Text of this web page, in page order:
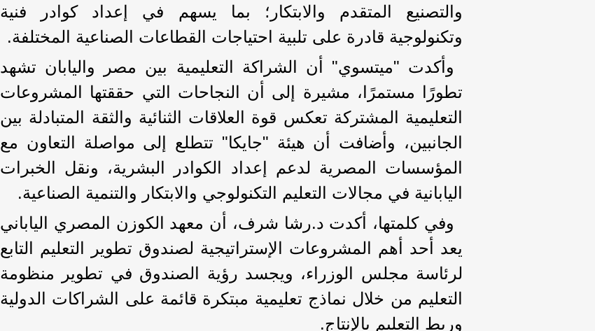
والتصنيع المتقدم والابتكار؛ بما يسهم في إعداد كوادر فنية
وتكنولوجية قادرة على تلبية احتياجات القطاعات الصناعية المختلفة.
وأكدت "ميتسوي" أن الشراكة التعليمية بين مصر واليابان تشهد
تطورًا مستمرًا، مشيرة إلى أن النجاحات التي حققتها المشروعات
التعليمية المشتركة تعكس قوة العلاقات الثنائية والثقة المتبادلة بين
الجانبين، وأضافت أن هيئة "جايكا" تتطلع إلى مواصلة التعاون مع
المؤسسات المصرية لدعم إعداد الكوادر البشرية، ونقل الخبرات
اليابانية في مجالات التعليم التكنولوجي والابتكار والتنمية الصناعية.
وفي كلمتها، أكدت د.رشا شرف، أن معهد الكوزن المصري الياباني
يعد أحد أهم المشروعات الإستراتيجية لصندوق تطوير التعليم التابع
لرئاسة مجلس الوزراء، ويجسد رؤية الصندوق في تطوير منظومة
التعليم من خلال نماذج تعليمية مبتكرة قائمة على الشراكات الدولية
وربط التعليم بالإنتاج.